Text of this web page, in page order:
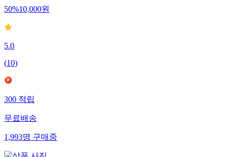
50%10,000원
5.0
(10)
300 적립
무료배송
1,993명 구매중